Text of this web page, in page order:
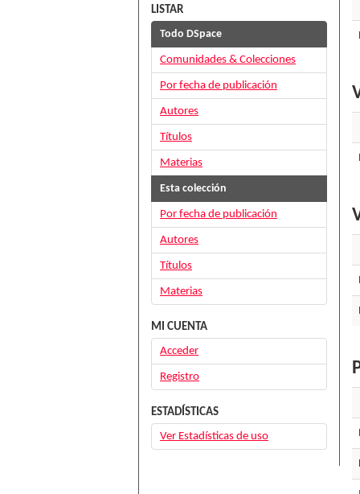
LISTAR
Todo DSpace
Comunidades & Colecciones
Por fecha de publicación
Autores
Títulos
Materias
Esta colección
Por fecha de publicación
Autores
Títulos
Materias
MI CUENTA
Acceder
Registro
ESTADÍSTICAS
Ver Estadísticas de uso